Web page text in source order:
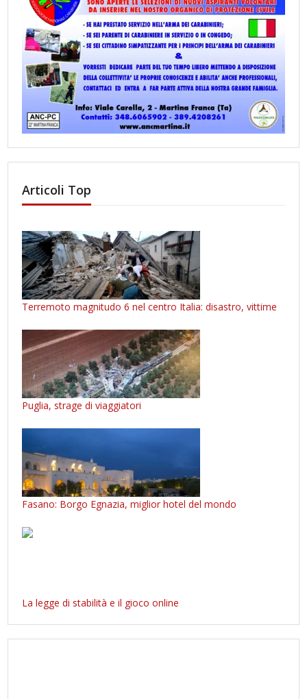
Articoli Top
Terremoto magnitudo 6 nel centro Italia: disastro, vittime
Puglia, strage di viaggiatori
Fasano: Borgo Egnazia, miglior hotel del mondo
La legge di stabilità e il gioco online